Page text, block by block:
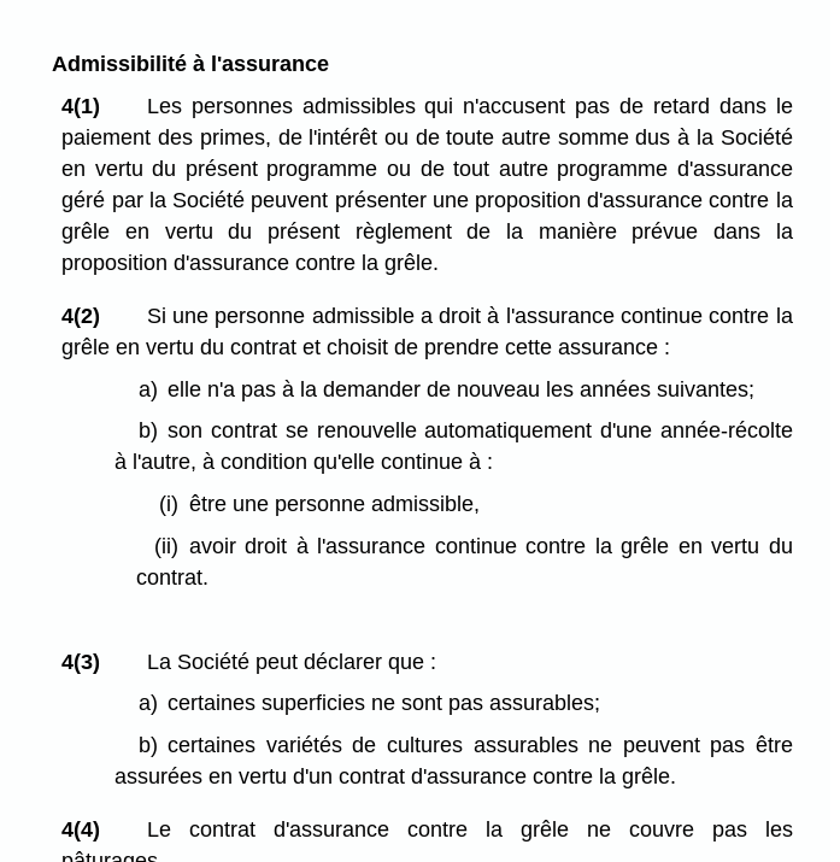
Admissibilité à l'assurance
4(1)
Les personnes admissibles qui n'accusent pas de retard dans le
paiement des primes, de l'intérêt ou de toute autre somme dus à la Société
en vertu du présent programme ou de tout autre programme d'assurance
géré par la Société peuvent présenter une proposition d'assurance contre la
grêle en vertu du présent règlement de la manière prévue dans la
proposition d'assurance contre la grêle.
4(2)
Si une personne admissible a droit à l'assurance continue contre la
grêle en vertu du contrat et choisit de prendre cette assurance :
a) elle n'a pas à la demander de nouveau les années suivantes;
b) son contrat se renouvelle automatiquement d'une année-récolte
à l'autre, à condition qu'elle continue à :
(i) être une personne admissible,
(ii) avoir droit à l'assurance continue contre la grêle en vertu du
contrat.
4(3)
La Société peut déclarer que :
a) certaines superficies ne sont pas assurables;
b) certaines variétés de cultures assurables ne peuvent pas être
assurées en vertu d'un contrat d'assurance contre la grêle.
4(4)
Le contrat d'assurance contre la grêle ne couvre pas les